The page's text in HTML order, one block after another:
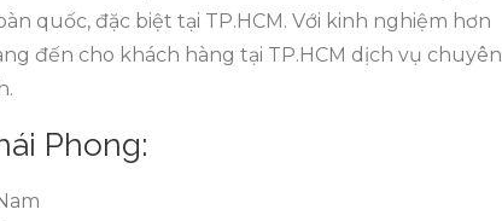
quốc, đặc biệt tại TP.HCM. Với kinh nghiệm hơn
đến cho khách hàng tại TP.HCM dịch vụ chuyên
Phong: